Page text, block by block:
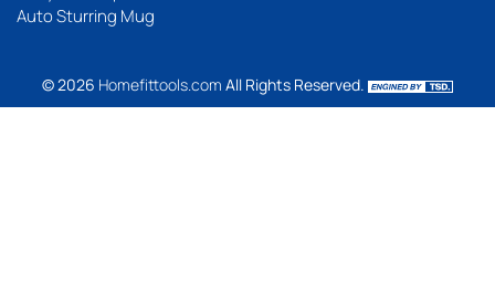
Auto Sturring Mug
© 2026 Homefittools.com All Rights Reserved.